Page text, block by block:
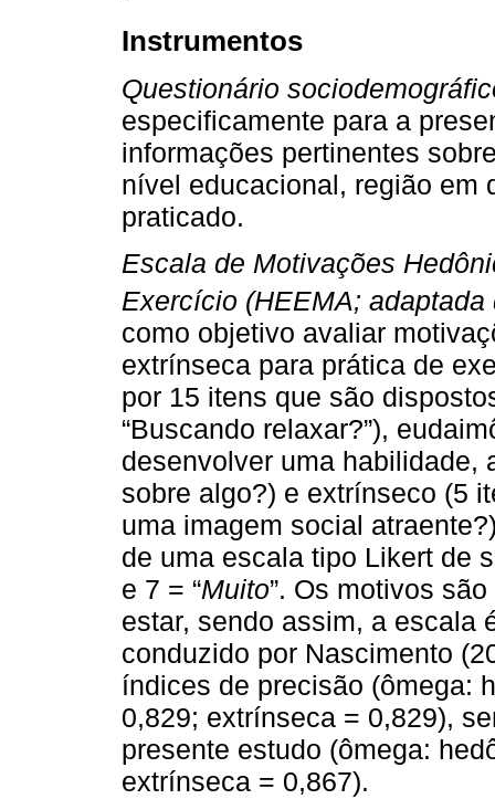
Instrumentos
Questionário
especificamente para a
informações pertinentes
nível educacional, região em
praticado.
Escala de Motivações
Exercício (HEEMA; adaptada
como objetivo avaliar
extrínseca para prática de
por 15 itens que são
“Buscando relaxar?”),
desenvolver uma habilidade,
sobre algo?) e extrínseco (5
uma imagem social
de uma escala tipo Likert de
e 7 = “Muito”. Os motivos
estar, sendo assim, a escala
conduzido por Nascimento
índices de precisão (ômega:
0,829; extrínseca = 0,829),
presente estudo (ômega:
extrínseca = 0,867).